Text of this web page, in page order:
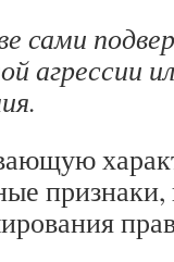
сами
агрессии